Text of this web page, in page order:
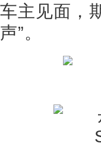
车主见面，
声”。